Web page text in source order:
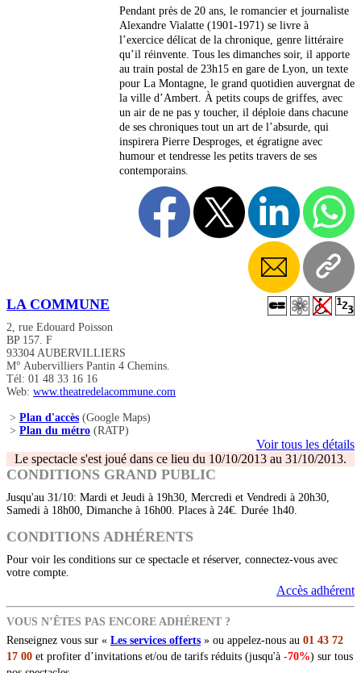
Pendant près de 20 ans, le romancier et journaliste
Alexandre Vialatte (1901-1971) se livre à
l’exercice délicat de la chronique, genre littéraire
qu’il réinvente. Tous les dimanches soir, il apporte
au train postal de 23h15 en gare de Lyon, un texte
pour La Montagne, le grand quotidien auvergnat de
la ville d’Ambert. À petits coups de griffes, avec
un air de ne pas y toucher, il déploie dans chacune
de ses chroniques tout un art de l’absurde, qui
inspirera Pierre Desproges, et égratigne avec
humour et tendresse les petits travers de ses
contemporains.
LA COMMUNE
2, rue Edouard Poisson
BP 157. F
93304 AUBERVILLIERS
M° Aubervilliers Pantin 4 Chemins.
Tél: 01 48 33 16 16
Web: www.theatredelacommune.com
> Plan d'accès (Google Maps)
> Plan du métro (RATP)
Voir tous les détails
Le spectacle s'est joué dans ce lieu du 10/10/2013 au 31/10/2013.
CONDITIONS GRAND PUBLIC
Jusqu'au 31/10: Mardi et Jeudi à 19h30, Mercredi et Vendredi à 20h30,
Samedi à 18h00, Dimanche à 16h00. Places à 24€. Durée 1h40.
CONDITIONS ADHÉRENTS
Pour voir les conditions sur ce spectacle et réserver, connectez-vous avec
votre compte.
Accès adhérent
VOUS N’ÊTES PAS ENCORE ADHÉRENT ?
Renseignez vous sur « Les services offerts » ou appelez-nous au 01 43 72
17 00 et profiter d’invitations et/ou de tarifs réduits (jusqu'à -70%) sur tous